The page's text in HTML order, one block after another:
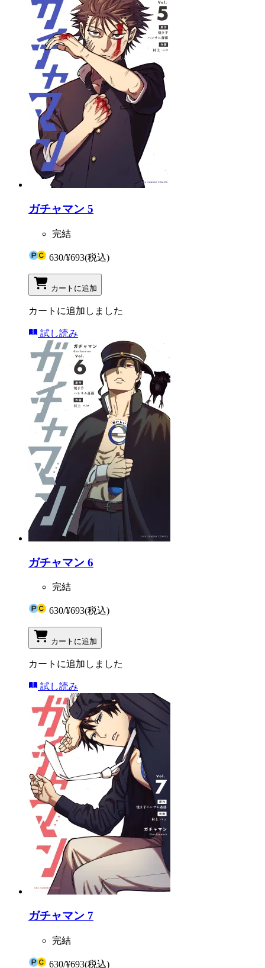
ガチャマン 5
完結
630/¥693(税込)
カートに追加
カートに追加しました
試し読み
ガチャマン 6
完結
630/¥693(税込)
カートに追加
カートに追加しました
試し読み
ガチャマン 7
完結
630/¥693(税込)